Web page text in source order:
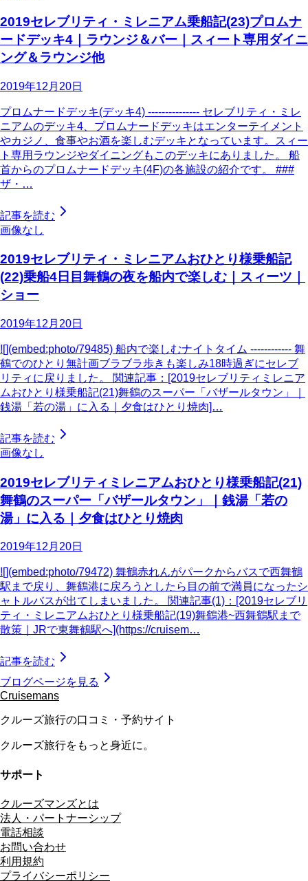
2019セレブリティ・ミレニアム乗船記(23)プロムナ
ードデッキ4｜ラウンジ＆バー｜スィート専用ダイニ
ング＆ラウンジ他
2019年12月20日
プロムナードデッキ(デッキ4) --------------- セレブリティ・ミレ
ニアムのデッキ4、プロムナードデッキはエンターテイメント
やカジノ、食事やお酒を楽しむデッキとなっています。スィー
ト専用ラウンジやダイニングもこのデッキにありました。 船
首からのプロムナードデッキ(4F)の各施設の紹介です。 ###
ザ・…
記事を読む
画像なし
2019セレブリティ・ミレニアムおひとり様乗船記
(22)乗船4日目舞鶴の夜を船内で楽しむ｜スィーツ｜
ショー
2019年12月20日
![](embed:photo/79485) 船内で楽しむナイトタイム ------------ 舞
鶴でのひとり無計画ブラブラ歩きも楽しみ18時過ぎにセレブ
リティに戻りました。 関連記事：[2019セレブリティミレニア
ムおひとり様乗船記(21)舞鶴のスーパー「バザールタウン」｜
銭湯「若の湯」に入る｜夕食はひとり焼肉]…
記事を読む
画像なし
2019セレブリティミレニアムおひとり様乗船記(21)
舞鶴のスーパー「バザールタウン」｜銭湯「若の
湯」に入る｜夕食はひとり焼肉
2019年12月20日
![](embed:photo/79472) 舞鶴赤れんがパークからバスで西舞鶴
駅まで戻り、舞鶴港に戻ろうとしたら目の前で満員になったシ
ャトルバスが出てしまいました。 関連記事(1)：[2019セレブリ
ティ・ミレニアムおひとり様乗船記(19)舞鶴港~西舞鶴駅まで
散策｜JRで東舞鶴駅へ](https://cruisem…
記事を読む
ブログページを見る
Cruisemans
クルーズ旅行の口コミ・予約サイト
クルーズ旅行をもっと身近に。
サポート
クルーズマンズとは
法人・パートナーシップ
電話相談
お問い合わせ
利用規約
プライバシーポリシー